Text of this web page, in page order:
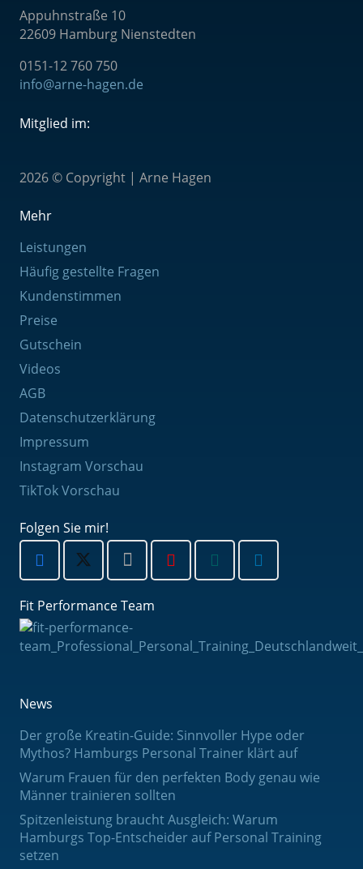
Appuhnstraße 10
22609 Hamburg Nienstedten
0151-12 760 750
info@arne-hagen.de
Mitglied im:
2026 © Copyright | Arne Hagen
Mehr
Leistungen
Häufig gestellte Fragen
Kundenstimmen
Preise
Gutschein
Videos
AGB
Datenschutzerklärung
Impressum
Instagram Vorschau
TikTok Vorschau
Folgen Sie mir!
Fit Performance Team
News
Der große Kreatin-Guide: Sinnvoller Hype oder
Mythos? Hamburgs Personal Trainer klärt auf
Warum Frauen für den perfekten Body genau wie
Männer trainieren sollten
Spitzenleistung braucht Ausgleich: Warum
Hamburgs Top-Entscheider auf Personal Training
setzen